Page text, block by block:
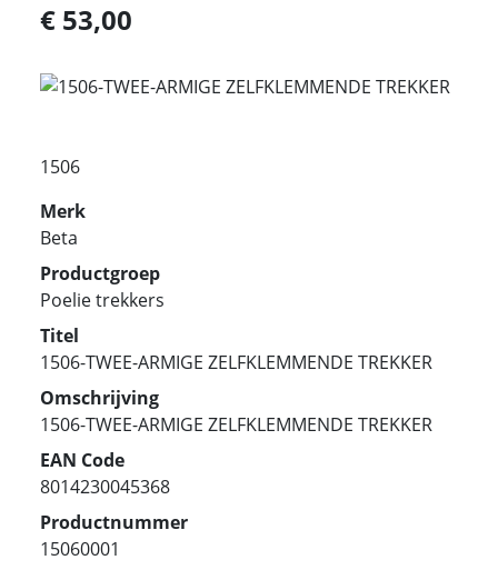
€ 53,00
1506
Merk
Beta
Productgroep
Poelie trekkers
Titel
1506-TWEE-ARMIGE ZELFKLEMMENDE TREKKER
Omschrijving
1506-TWEE-ARMIGE ZELFKLEMMENDE TREKKER
EAN Code
8014230045368
Productnummer
15060001